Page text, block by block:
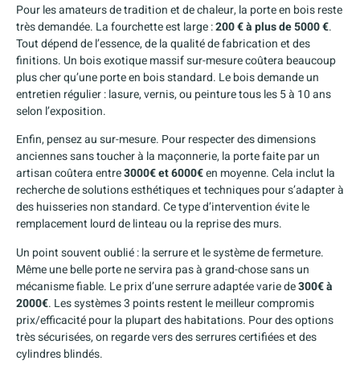
Pour les amateurs de tradition et de chaleur, la porte en bois reste
très demandée. La fourchette est large :200 € à plus de 5000 €.
Tout dépend de l’essence, de la qualité de fabrication et des
finitions. Un bois exotique massif sur-mesure coûtera beaucoup
plus cher qu’une porte en bois standard. Le bois demande un
entretien régulier : lasure, vernis, ou peinture tous les 5 à 10 ans
selon l’exposition.
Enfin, pensez au sur-mesure. Pour respecter des dimensions
anciennes sans toucher à la maçonnerie, la porte faite par un
artisan coûtera entre3000€ et 6000€en moyenne. Cela inclut la
recherche de solutions esthétiques et techniques pour s’adapter à
des huisseries non standard. Ce type d’intervention évite le
remplacement lourd de linteau ou la reprise des murs.
Un point souvent oublié : la serrure et le système de fermeture.
Même une belle porte ne servira pas à grand-chose sans un
mécanisme fiable. Le prix d’une serrure adaptée varie de300€ à
2000€. Les systèmes 3 points restent le meilleur compromis
prix/efficacité pour la plupart des habitations. Pour des options
très sécurisées, on regarde vers des serrures certifiées et des
cylindres blindés.